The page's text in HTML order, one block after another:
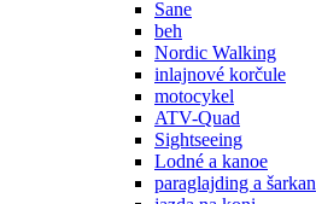
Sane
beh
Nordic Walking
inlajnové korčule
motocykel
ATV-Quad
Sightseeing
Lodné a kanoe
paraglajding a šarkan